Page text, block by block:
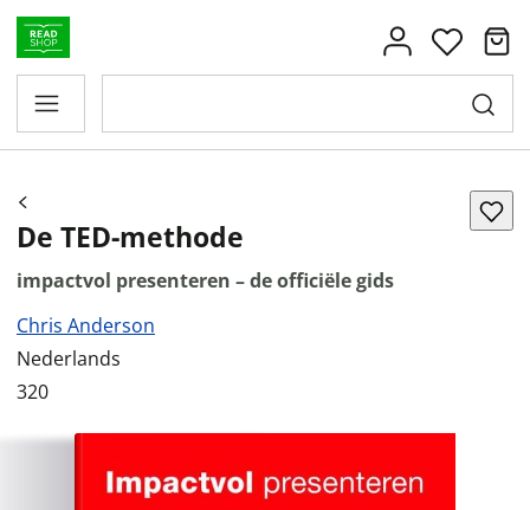
De TED-methode
impactvol presenteren – de officiële gids
Chris Anderson
Nederlands
320